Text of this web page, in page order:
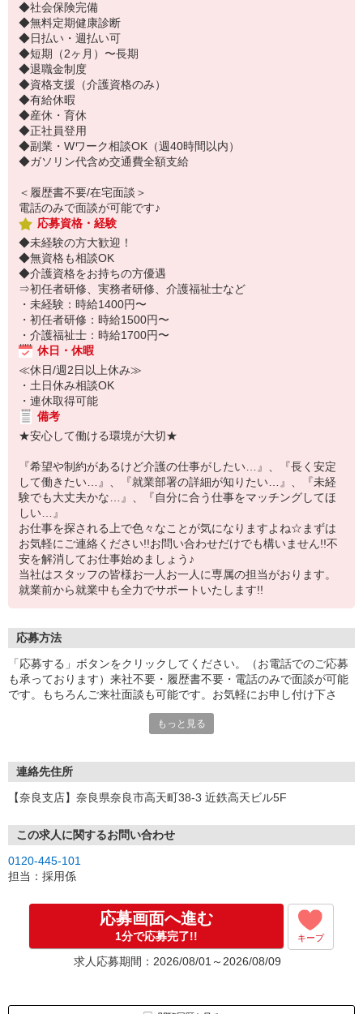
◆社会保険完備
◆無料定期健康診断
◆日払い・週払い可
◆短期（2ヶ月）〜長期
◆退職金制度
◆資格支援（介護資格のみ）
◆有給休暇
◆産休・育休
◆正社員登用
◆副業・Wワーク相談OK（週40時間以内）
◆ガソリン代含め交通費全額支給
＜履歴書不要/在宅面談＞
電話のみで面談が可能です♪
応募資格・経験
◆未経験の方大歓迎！
◆無資格も相談OK
◆介護資格をお持ちの方優遇
⇒初任者研修、実務者研修、介護福祉士など
・未経験：時給1400円〜
・初任者研修：時給1500円〜
・介護福祉士：時給1700円〜
休日・休暇
≪休日/週2日以上休み≫
・土日休み相談OK
・連休取得可能
備考
★安心して働ける環境が大切★
『希望や制約があるけど介護の仕事がしたい…』、『長く安定
して働きたい…』、『就業部署の詳細が知りたい…』、『未経
験でも大丈夫かな…』、『自分に合う仕事をマッチングしてほ
しい…』
お仕事を探される上で色々なことが気になりますよね☆まずは
お気軽にご連絡ください!!お問い合わせだけでも構いません!!不
安を解消してお仕事始めましょう♪
当社はスタッフの皆様お一人お一人に専属の担当がおります。
就業前から就業中も全力でサポートいたします!!
応募方法
「応募する」ボタンをクリックしてください。（お電話でのご応募
も承っております）来社不要・履歴書不要・電話のみで面談が可能
です。もちろんご来社面談も可能です。お気軽にお申し付け下さ
もっと見る
連絡先住所
【奈良支店】奈良県奈良市高天町38-3 近鉄高天ビル5F
この求人に関するお問い合わせ
0120-445-101
担当：採用係
応募画面へ進む
1分で応募完了!! キープ
求人応募期間：2026/08/01～2026/08/09